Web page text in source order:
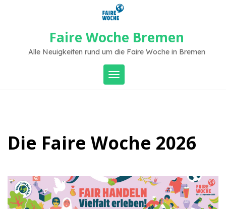
Faire Woche Bremen
Alle Neuigkeiten rund um die Faire Woche in Bremen
Toggle navigation
Die Faire Woche 2026